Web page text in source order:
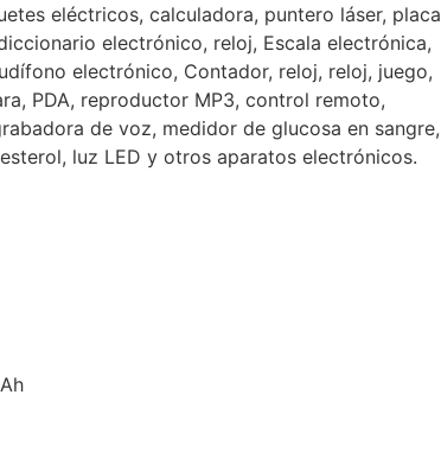
eléctricos, calculadora, puntero láser, placa
electrónico, reloj, Escala electrónica,
electrónico, Contador, reloj, reloj, juego,
PDA, reproductor MP3, control remoto,
de voz, medidor de glucosa en sangre,
luz LED y otros aparatos electrónicos.